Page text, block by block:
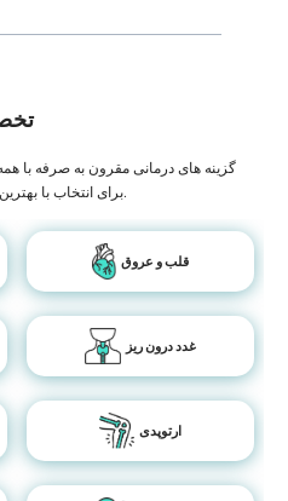
گزینه های درمانی مقرون به صرفه
برای انتخاب با بهترین کیفیت مراقبت های بهداشتی در کشور.
قلب و عروق
غدد درون ریز
ارتوپدی